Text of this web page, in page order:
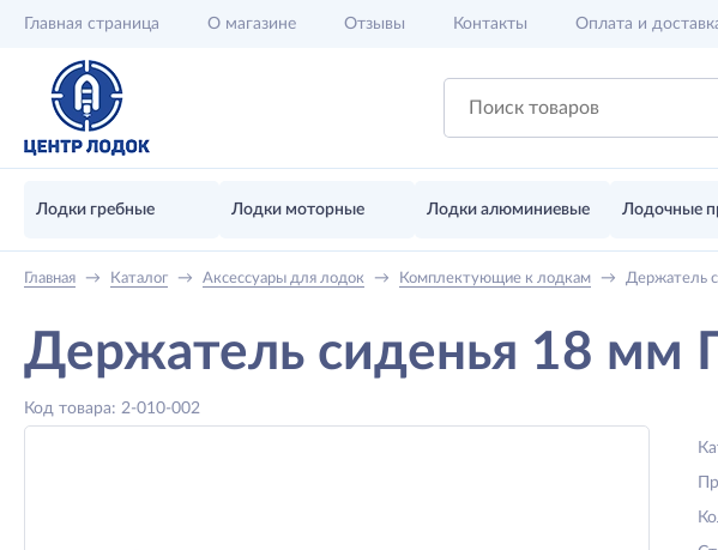
Главная страница О магазине Отзывы Контакты Оплата и
Лодки гребные Лодки моторные Лодки алюминиевые Лодочные
Главная → Каталог → Аксессуары для лодок → Комплектующие к лодкам → Держатель
Держатель сиденья 18 мм
Код товара: 2-010-002